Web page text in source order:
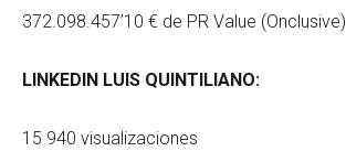
372.098.457’10 € de PR Value (Onclusive)
LINKEDIN LUIS QUINTILIANO:
15 940 visualizaciones